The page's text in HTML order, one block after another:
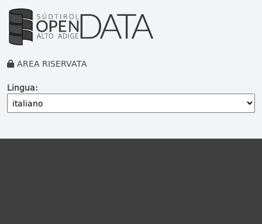
AREA RISERVATA
Lingua